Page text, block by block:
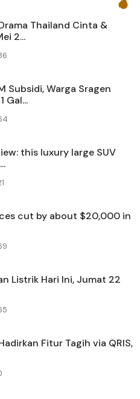
Thailand Cinta &
2...
Subsidi, Warga Sragen
Gal...
this luxury large SUV
cut by about $20,000 in
Listrik Hari Ini, Jumat 22
Fitur Tagih via QRIS,